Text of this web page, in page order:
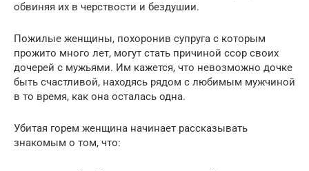
обвиняя их в черствости и бездушии.
Пожилые женщины, похоронив супруга с которым
прожито много лет, могут стать причиной ссор своих
дочерей с мужьями. Им кажется, что невозможно дочке
быть счастливой, находясь рядом с любимым мужчиной
в то время, как она осталась одна.
Убитая горем женщина начинает рассказывать
знакомым о том, что: